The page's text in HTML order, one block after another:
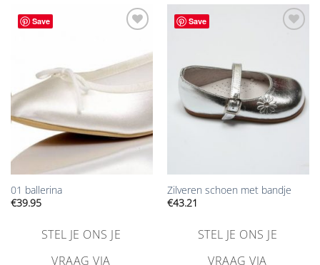
Save
toevoegen
01 ballerina
€39.95
STEL JE ONS JE
VRAAG VIA
Save
Zilveren schoen met bandje
€43.21
STEL JE ONS JE
VRAAG VIA